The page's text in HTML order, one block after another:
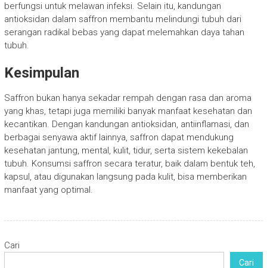
berfungsi untuk melawan infeksi. Selain itu, kandungan
antioksidan dalam saffron membantu melindungi tubuh dari
serangan radikal bebas yang dapat melemahkan daya tahan
tubuh.
Kesimpulan
Saffron bukan hanya sekadar rempah dengan rasa dan aroma
yang khas, tetapi juga memiliki banyak manfaat kesehatan dan
kecantikan. Dengan kandungan antioksidan, antiinflamasi, dan
berbagai senyawa aktif lainnya, saffron dapat mendukung
kesehatan jantung, mental, kulit, tidur, serta sistem kekebalan
tubuh. Konsumsi saffron secara teratur, baik dalam bentuk teh,
kapsul, atau digunakan langsung pada kulit, bisa memberikan
manfaat yang optimal.
Cari
Cari